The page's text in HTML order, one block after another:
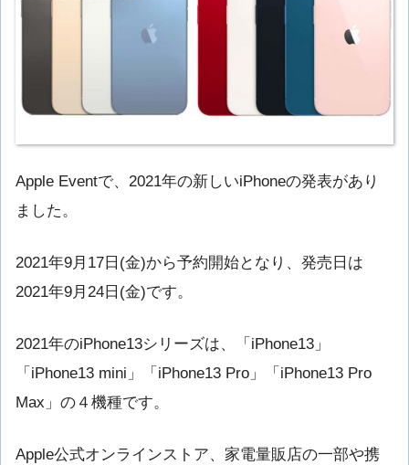
Apple Eventで、2021年の新しいiPhoneの発表があり
ました。
2021年9月17日(金)から予約開始となり、発売日は
2021年9月24日(金)です。
2021年のiPhone13シリーズは、「iPhone13」
「iPhone13 mini」「iPhone13 Pro」「iPhone13 Pro
Max」の４機種です。
Apple公式オンラインストア、家電量販店の一部や携